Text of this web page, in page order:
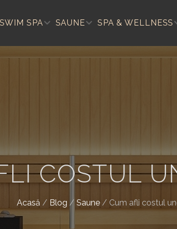
SWIM SPA SAUNE SPA & WELLNESS
COSTUL
Acasă / Blog / Saune / Cum afli costul